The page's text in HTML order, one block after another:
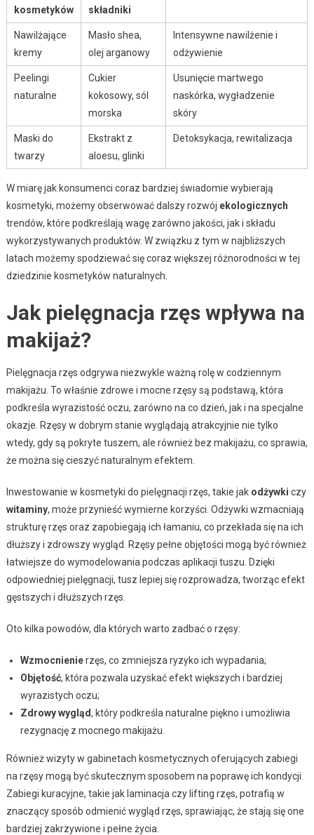
kosmetyków składniki
Nawilżające
kremy
Masło shea,
olej arganowy
Intensywne nawilżenie i
odżywienie
Peelingi
naturalne
Cukier
kokosowy, sól
morska
Usunięcie martwego
naskórka, wygładzenie
skóry
Maski do
twarzy
Ekstrakt z
aloesu, glinki
Detoksykacja, rewitalizacja
W miarę jak konsumenci coraz bardziej świadomie wybierają
kosmetyki, możemy obserwować dalszy rozwój ekologicznych
trendów, które podkreślają wagę zarówno jakości, jak i składu
wykorzystywanych produktów. W związku z tym w najbliższych
latach możemy spodziewać się coraz większej różnorodności w tej
dziedzinie kosmetyków naturalnych.
Jak pielęgnacja rzęs wpływa na
makijaż?
Pielęgnacja rzęs odgrywa niezwykle ważną rolę w codziennym
makijażu. To właśnie zdrowe i mocne rzęsy są podstawą, która
podkreśla wyrazistość oczu, zarówno na co dzień, jak i na specjalne
okazje. Rzęsy w dobrym stanie wyglądają atrakcyjnie nie tylko
wtedy, gdy są pokryte tuszem, ale również bez makijażu, co sprawia,
że można się cieszyć naturalnym efektem.
Inwestowanie w kosmetyki do pielęgnacji rzęs, takie jak odżywki czy
witaminy, może przynieść wymierne korzyści. Odżywki wzmacniają
strukturę rzęs oraz zapobiegają ich łamaniu, co przekłada się na ich
dłuższy i zdrowszy wygląd. Rzęsy pełne objętości mogą być również
łatwiejsze do wymodelowania podczas aplikacji tuszu. Dzięki
odpowiedniej pielęgnacji, tusz lepiej się rozprowadza, tworząc efekt
gęstszych i dłuższych rzęs.
Oto kilka powodów, dla których warto zadbać o rzęsy:
Wzmocnienierzęs, co zmniejsza ryzyko ich wypadania;
Objętość, która pozwala uzyskać efekt większych i bardziej
wyrazistych oczu;
Zdrowy wygląd, który podkreśla naturalne piękno i umożliwia
rezygnację z mocnego makijażu.
Również wizyty w gabinetach kosmetycznych oferujących zabiegi
na rzęsy mogą być skutecznym sposobem na poprawę ich kondycji.
Zabiegi kuracyjne, takie jak laminacja czy lifting rzęs, potrafią w
znaczący sposób odmienić wygląd rzęs, sprawiając, że stają się one
bardziej zakrzywione i pełne życia.